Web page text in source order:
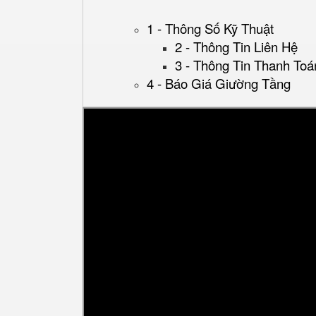
1 - Thông Số Kỹ Thuật
2 - Thông Tin Liên Hệ
3 - Thông Tin Thanh
4 - Báo Giá Giường Tầng